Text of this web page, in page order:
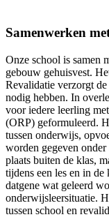
Samenwerken
Onze school is samen
gebouw gehuisvest.
Revalidatie verzorgt
nodig hebben. In
voor iedere leerling
(ORP) geformuleerd.
tussen onderwijs,
worden gegeven
plaats buiten de klas,
tijdens een les en in
datgene wat geleerd
onderwijsleersituatie.
tussen school en